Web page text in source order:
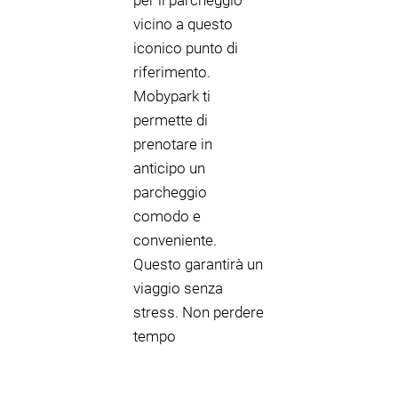
vicino a questo
iconico punto di
riferimento.
Mobypark ti
permette di
prenotare in
anticipo un
parcheggio
comodo e
conveniente.
Questo garantirà un
viaggio senza
stress. Non perdere
tempo